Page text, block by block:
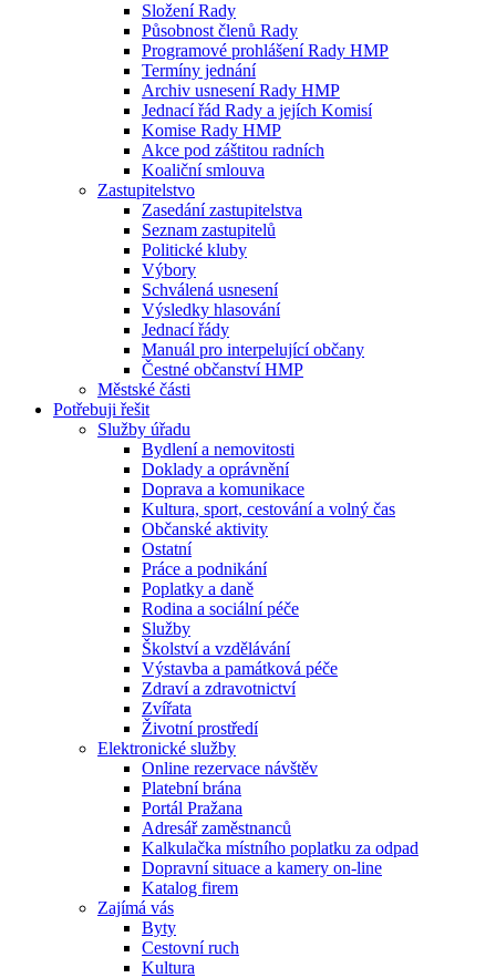
Složení Rady
Působnost členů Rady
Programové prohlášení Rady HMP
Termíny jednání
Archiv usnesení Rady HMP
Jednací řád Rady a jejích Komisí
Komise Rady HMP
Akce pod záštitou radních
Koaliční smlouva
Zastupitelstvo
Zasedání zastupitelstva
Seznam zastupitelů
Politické kluby
Výbory
Schválená usnesení
Výsledky hlasování
Jednací řády
Manuál pro interpelující občany
Čestné občanství HMP
Městské části
Potřebuji řešit
Služby úřadu
Bydlení a nemovitosti
Doklady a oprávnění
Doprava a komunikace
Kultura, sport, cestování a volný čas
Občanské aktivity
Ostatní
Práce a podnikání
Poplatky a daně
Rodina a sociální péče
Služby
Školství a vzdělávání
Výstavba a památková péče
Zdraví a zdravotnictví
Zvířata
Životní prostředí
Elektronické služby
Online rezervace návštěv
Platební brána
Portál Pražana
Adresář zaměstnanců
Kalkulačka místního poplatku za odpad
Dopravní situace a kamery on-line
Katalog firem
Zajímá vás
Byty
Cestovní ruch
Kultura